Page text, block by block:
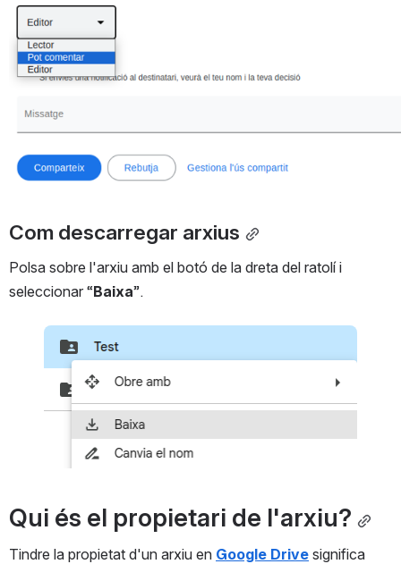
Com descarregar arxius
Polsa sobre l'arxiu amb el botó de la dreta del ratolí i
seleccionar “Baixa”.
Open
Qui és el propietari de l'arxiu?
Tindre la propietat d'un arxiu en Google Drive significa